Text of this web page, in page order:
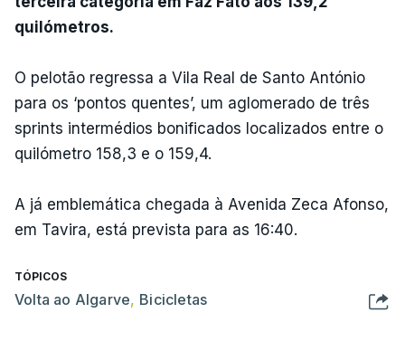
quilómetros.
O pelotão regressa a Vila Real de Santo António
para os ‘pontos quentes’, um aglomerado de três
sprints intermédios bonificados localizados entre o
quilómetro 158,3 e o 159,4.
A já emblemática chegada à Avenida Zeca Afonso,
em Tavira, está prevista para as 16:40.
TÓPICOS
Volta ao Algarve, Bicicletas